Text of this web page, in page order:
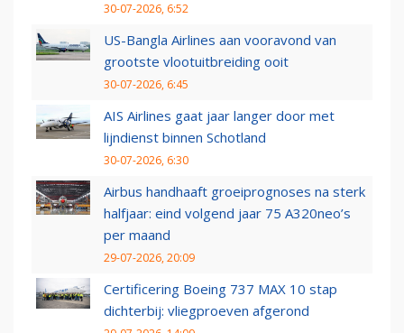
30-07-2026, 6:52
US-Bangla Airlines aan vooravond van
grootste vlootuitbreiding ooit
30-07-2026, 6:45
AIS Airlines gaat jaar langer door met
lijndienst binnen Schotland
30-07-2026, 6:30
Airbus handhaaft groeiprognoses na sterk
halfjaar: eind volgend jaar 75 A320neo’s
per maand
29-07-2026, 20:09
Certificering Boeing 737 MAX 10 stap
dichterbij: vliegproeven afgerond